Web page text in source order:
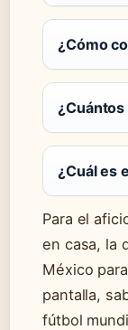
¿Cómo
¿Cuál es
Para el
en casa, la
México
pantalla,
fútbol